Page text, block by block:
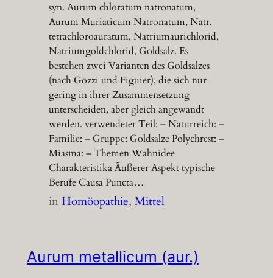
syn. Aurum chloratum natronatum,
Aurum Muriaticum Natronatum, Natr.
tetrachloroauratum, Natriumaurichlorid,
Natriumgoldchlorid, Goldsalz. Es
bestehen zwei Varianten des Goldsalzes
(nach Gozzi und Figuier), die sich nur
gering in ihrer Zusammensetzung
unterscheiden, aber gleich angewandt
werden. verwendeter Teil: – Naturreich: –
Familie: – Gruppe: Goldsalze Polychrest: –
Miasma: – Themen Wahnidee
Charakteristika Äußerer Aspekt typische
Berufe Causa Puncta…
inHomöopathie, Mittel
Aurum metallicum (aur.)